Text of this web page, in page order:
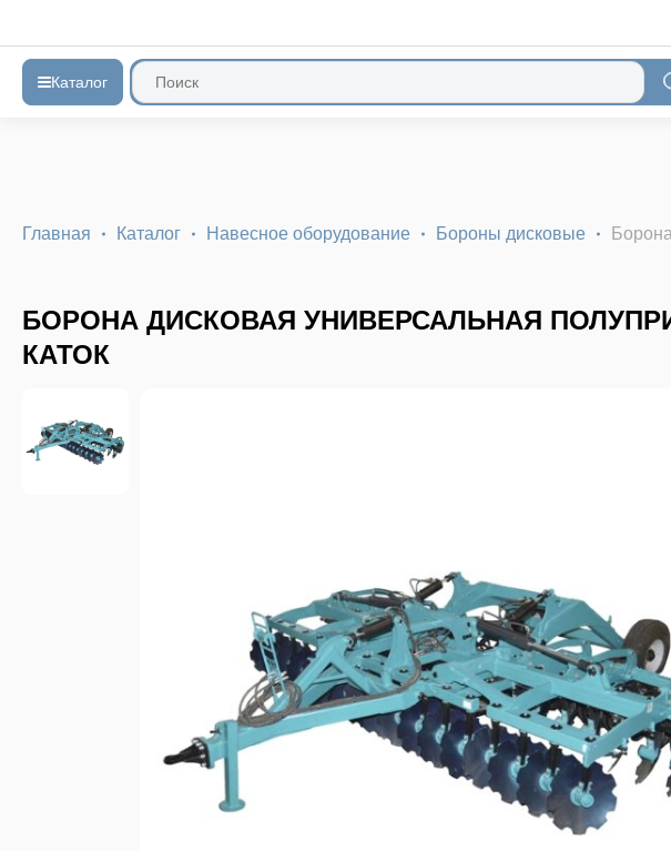
Каталог
Главная Каталог Навесное оборудование Бороны дисковые
БОРОНА ДИСКОВАЯ УНИВЕРСАЛЬНАЯ
КАТОК